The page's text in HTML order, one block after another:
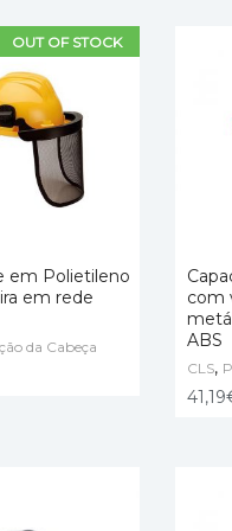
OUT OF STOCK
em Polietileno
em rede
da Cabeça
com
ABS
CLS,
41,19